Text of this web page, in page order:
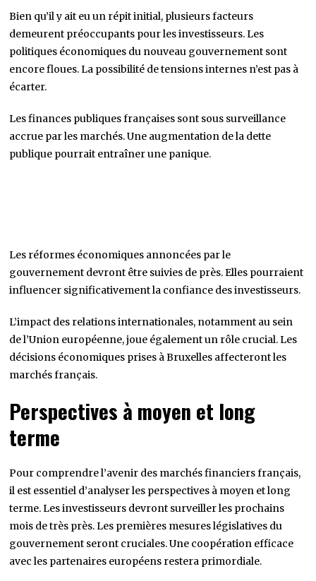
Bien qu’il y ait eu un répit initial, plusieurs facteurs
demeurent préoccupants pour les investisseurs. Les
politiques économiques du nouveau gouvernement sont
encore floues. La possibilité de tensions internes n’est pas à
écarter.
Les finances publiques françaises sont sous surveillance
accrue par les marchés. Une augmentation de la dette
publique pourrait entraîner une panique.
Les réformes économiques annoncées par le
gouvernement devront être suivies de près. Elles pourraient
influencer significativement la confiance des investisseurs.
L’impact des relations internationales, notamment au sein
de l’Union européenne, joue également un rôle crucial. Les
décisions économiques prises à Bruxelles affecteront les
marchés français.
Perspectives à moyen et long
terme
Pour comprendre l’avenir des marchés financiers français,
il est essentiel d’analyser les perspectives à moyen et long
terme. Les investisseurs devront surveiller les prochains
mois de très près. Les premières mesures législatives du
gouvernement seront cruciales. Une coopération efficace
avec les partenaires européens restera primordiale.